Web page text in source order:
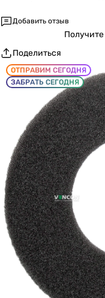
Добавить отзыв
Получите
Поделиться
ОТПРАВИМ СЕГОДНЯ
ЗАБРАТЬ СЕГОДНЯ